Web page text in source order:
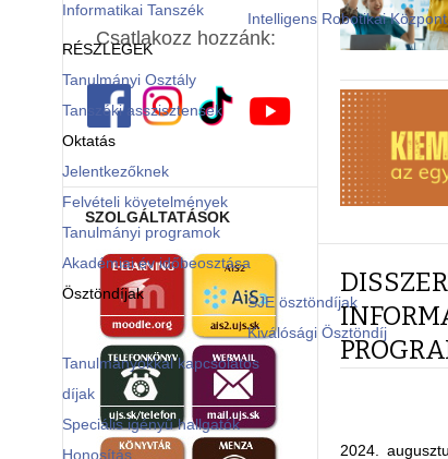
Informatikai Tanszék
Intelligens Robotikai Központ
RÉSZLEGEK
Tanulmányi Osztály
Tanszéki asszisztensek
Oktatás
Jelentkezőknek
Felvételi követelmények
Tanulmányi programok
Akadémiai év időbeosztása
Ösztöndíjak
SJE ösztöndíjak
Kiválósági Ösztöndíj
Tanulmányokkal kapcsolatos
díjak
Speciális igényű hallgatók
Honosítás
2024.
Csatlakozz hozzánk:
SZOLGÁLTATÁSOK